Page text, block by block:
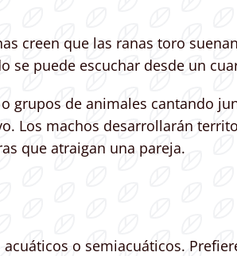
creen que las ranas toro
se puede escuchar desde un
grupos de animales cantando
Los machos desarrollarán
que atraigan una pareja.
o semiacuáticos.